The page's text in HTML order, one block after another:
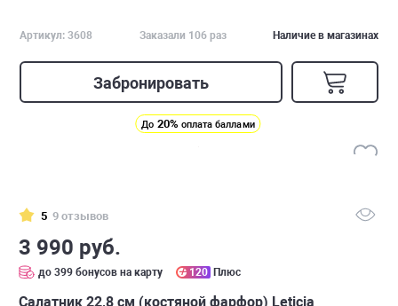
Артикул: 3608 Заказали 106 раз Наличие в магазинах
Забронировать
До 20% оплата баллами
5 9 отзывов
3 990 руб.
до 399 бонусов на карту 120 Плюс
Салатник 22,8 см (костяной фарфор) Leticia